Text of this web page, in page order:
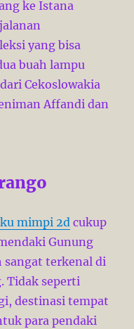
ke Istana
yang bisa
buah lampu
Cekoslowakia
Affandi dan
mimpi 2d cukup
Gunung
sangat terkenal di
Tidak seperti
destinasi tempat
para pendaki